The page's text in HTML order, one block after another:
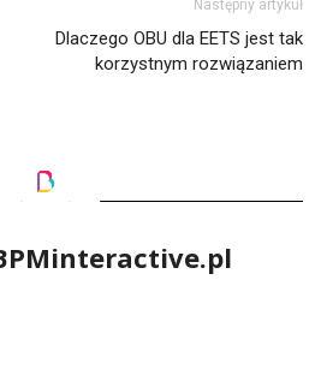
Następny artykuł
Dlaczego OBU dla EETS jest tak
korzystnym rozwiązaniem